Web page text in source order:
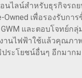
นไลน์สำหรับธุรกิจรถ
Owned เพื่อรองรับกา
และตอบโจทย์ก
านไฟฟ้าใช้แล้วคุณภา
ระโยชน์อื่นๆ อีกมาก